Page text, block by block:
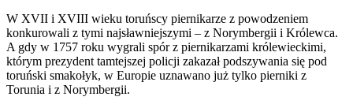
W XVII i XVIII wieku toruńscy piernikarze z powodzeniem
konkurowali z tymi najsławniejszymi – z Norymbergii i Królewca.
A gdy w 1757 roku wygrali spór z piernikarzami królewieckimi,
którym prezydent tamtejszej policji zakazał podszywania się pod
toruński smakołyk, w Europie uznawano już tylko pierniki z
Torunia i z Norymbergii.